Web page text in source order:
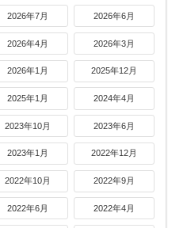
2026年7月 2026年6月
2026年4月 2026年3月
2026年1月 2025年12月
2025年1月 2024年4月
2023年10月 2023年6月
2023年1月 2022年12月
2022年10月 2022年9月
2022年6月 2022年4月